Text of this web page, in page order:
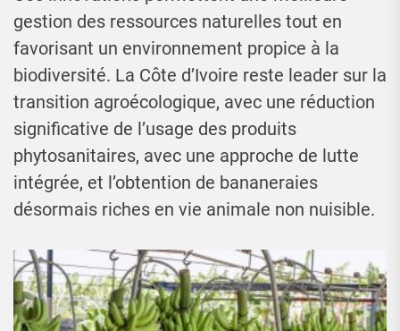
gestion des ressources naturelles tout en
favorisant un environnement propice à la
biodiversité. La Côte d’Ivoire reste leader sur la
transition agroécologique, avec une réduction
significative de l’usage des produits
phytosanitaires, avec une approche de lutte
intégrée, et l’obtention de bananeraies
désormais riches en vie animale non nuisible.